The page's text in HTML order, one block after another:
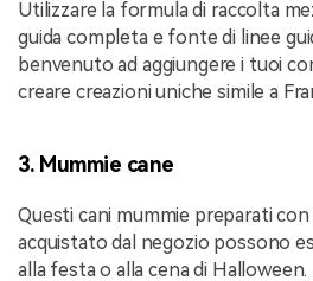
Utilizzare la formula di raccolta
guida completa e fonte di linee
benvenuto ad aggiungere i tuoi
creare creazioni uniche simile a
3. Mummie cane
Questi cani mummie preparati
acquistato dal negozio possono
alla festa o alla cena di